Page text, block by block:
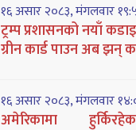
१६ असार २०८३, मंगलवार
ट्रम्प प्रशासनको नयाँ
ग्रीन कार्ड पाउन अब झन्
१६ असार २०८३, मंगलवार
अमेरिकामा